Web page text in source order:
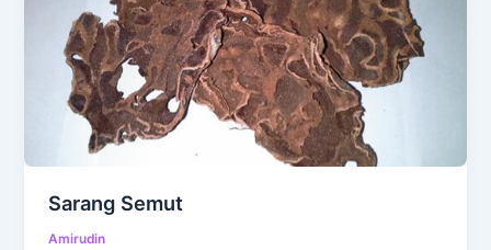
Sarang Semut
Amirudin